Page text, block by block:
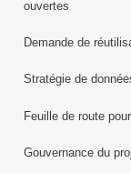
ouvertes
Demande de
Stratégie de
Feuille de route
Gouvernance du